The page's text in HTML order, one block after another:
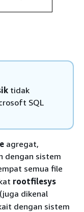
tidak
SQL
agregat,
dengan sistem
semua file
rootfilesys
dikenal
dengan sistem